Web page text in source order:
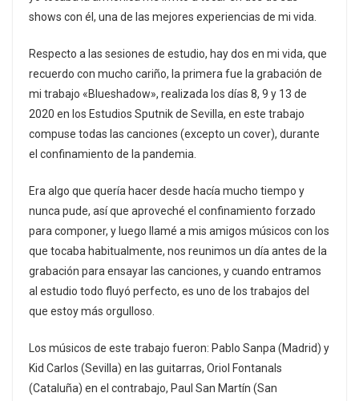
shows con él, una de las mejores experiencias de mi vida.
Respecto a las sesiones de estudio, hay dos en mi vida, que
recuerdo con mucho cariño, la primera fue la grabación de
mi trabajo «Blueshadow», realizada los días 8, 9 y 13 de
2020 en los Estudios Sputnik de Sevilla, en este trabajo
compuse todas las canciones (excepto un cover), durante
el confinamiento de la pandemia.
Era algo que quería hacer desde hacía mucho tiempo y
nunca pude, así que aproveché el confinamiento forzado
para componer, y luego llamé a mis amigos músicos con los
que tocaba habitualmente, nos reunimos un día antes de la
grabación para ensayar las canciones, y cuando entramos
al estudio todo fluyó perfecto, es uno de los trabajos del
que estoy más orgulloso.
Los músicos de este trabajo fueron: Pablo Sanpa (Madrid) y
Kid Carlos (Sevilla) en las guitarras, Oriol Fontanals
(Cataluña) en el contrabajo, Paul San Martín (San